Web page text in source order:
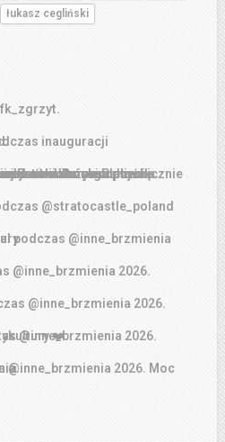
łukasz cegliński